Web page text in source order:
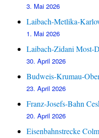
3. Mai 2026
Laibach-Metlika-
1. Mai 2026
Laibach-Zidani Most-
30. April 2026
Budweis-Krumau-
23. April 2026
Franz-Josefs-Bahn
20. April 2026
Eisenbahnstrecke